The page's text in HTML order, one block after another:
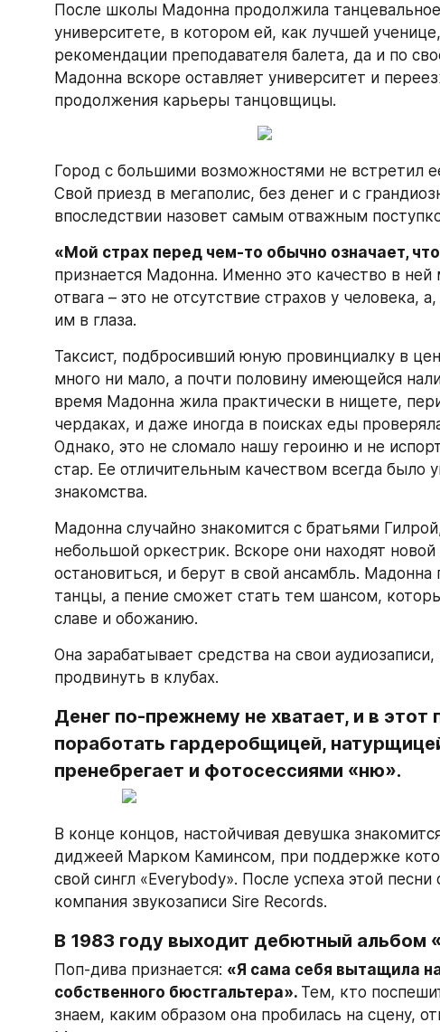
После школы Мадонна продолжила
университете, в котором ей, как лучшей
рекомендации преподавателя балета, да и по
Мадонна вскоре оставляет университет и
продолжения карьеры танцовщицы.
Город с большими возможностями не встретил
Свой приезд в мегаполис, без денег и с
впоследствии назовет самым отважным
«Мой страх перед чем-то обычно означает,
признается Мадонна. Именно это качество в
отвага – это не отсутствие страхов у человека,
им в глаза.
Таксист, подбросивший юную провинциалку в
много ни мало, а почти половину имеющейся
время Мадонна жила практически в нищете,
чердаках, и даже иногда в поисках еды
Однако, это не сломало нашу героиню и не
стар. Ее отличительным качеством всегда было
знакомства.
Мадонна случайно знакомится с братьями
небольшой оркестрик. Вскоре они находят
остановиться, и берут в свой ансамбль.
танцы, а пение сможет стать тем шансом,
славе и обожанию.
Она зарабатывает средства на свои
продвинуть в клубах.
Денег по-прежнему не хватает, и в
поработать гардеробщицей,
пренебрегает и фотосессиями «ню».
В конце концов, настойчивая девушка
диджеей Марком Каминсом, при поддержке
свой сингл «Everybody». После успеха этой
компания звукозаписи Sire Records.
В 1983 году выходит дебютный альбом
Поп-дива признается: «Я сама себя вытащила
собственного бюстгальтера». Тем, кто
знаем, каким образом она пробилась на сцену,